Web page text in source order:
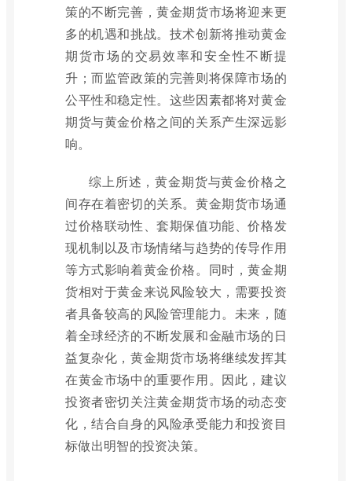
策的不断完善，黄金期货市场将迎来更
多的机遇和挑战。技术创新将推动黄金
期货市场的交易效率和安全性不断提
升；而监管政策的完善则将保障市场的
公平性和稳定性。这些因素都将对黄金
期货与黄金价格之间的关系产生深远影
响。
综上所述，黄金期货与黄金价格之
间存在着密切的关系。黄金期货市场通
过价格联动性、套期保值功能、价格发
现机制以及市场情绪与趋势的传导作用
等方式影响着黄金价格。同时，黄金期
货相对于黄金来说风险较大，需要投资
者具备较高的风险管理能力。未来，随
着全球经济的不断发展和金融市场的日
益复杂化，黄金期货市场将继续发挥其
在黄金市场中的重要作用。因此，建议
投资者密切关注黄金期货市场的动态变
化，结合自身的风险承受能力和投资目
标做出明智的投资决策。